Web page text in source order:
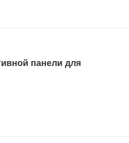
панели для